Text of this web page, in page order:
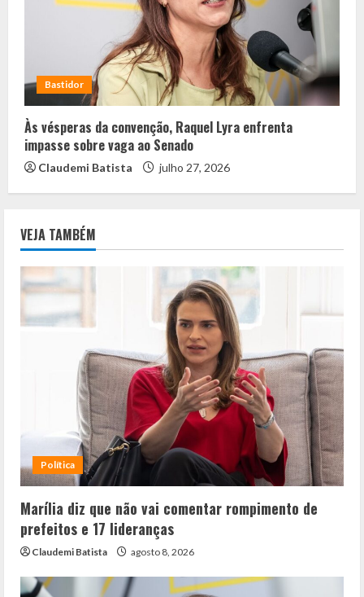
Bastidor
Às vésperas da convenção, Raquel Lyra enfrenta
impasse sobre vaga ao Senado
Claudemi Batista julho 27, 2026
VEJA TAMBÉM
Política
Marília diz que não vai comentar rompimento de
prefeitos e 17 lideranças
Claudemi Batista agosto 8, 2026